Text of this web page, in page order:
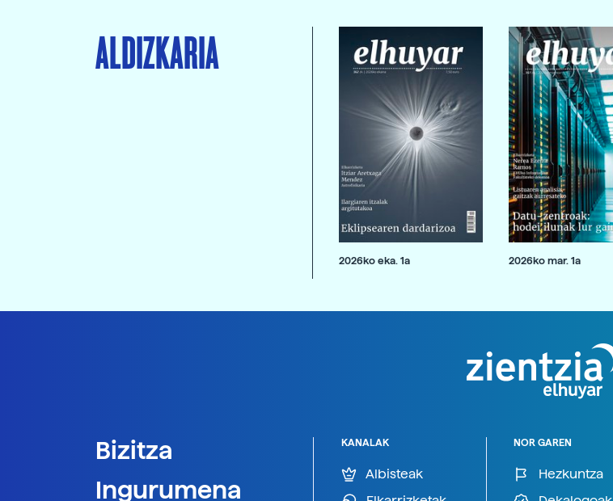
ALDIZKARIA
2026ko eka. 1a 2026ko mar. 1a
Bizitza
Ingurumena
KANALAK
Albisteak
NOR GAREN
Hezkuntza